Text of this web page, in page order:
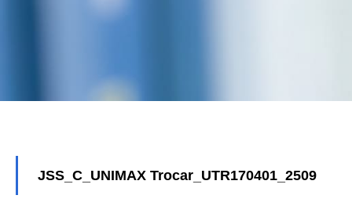
JSS_C_UNIMAX Trocar_UTR170401_2509